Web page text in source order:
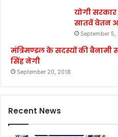
योगी
सातवें वेतन
September 5,
मंत्रिमण्डल के सदस्यों की बैनामी
सिंह नेगी
September 20, 2018
Recent News